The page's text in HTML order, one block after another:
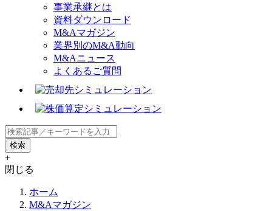
事業承継とは
資料ダウンロード
M&Aマガジン
業界別のM&A動向
M&Aニュース
よくあるご質問
+
閉じる
ホーム
M&Aマガジン